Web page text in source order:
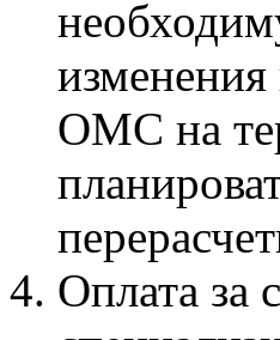
ОМС на
Оплата за